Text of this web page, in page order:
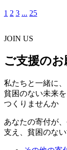
1 2 3 ... 25
JOIN US
ご支援のお
私たちと一緒に、
貧困のない未来を
つくりませんか
あなたの寄付が
支え、貧困のな